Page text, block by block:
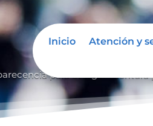
Inicio Atención y
para otorgar escritura